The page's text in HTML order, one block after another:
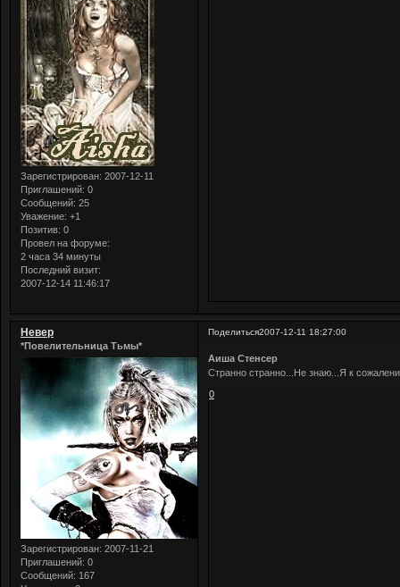
Зарегистрирован: 2007-12-11
Приглашений: 0
Сообщений: 25
Уважение: +1
Позитив: 0
Провел на форуме:
2 часа 34 минуты
Последний визит:
2007-12-14 11:46:17
Поделиться2007-12-11 18:27:00
Невер
*Повелительница Тьмы*
Зарегистрирован: 2007-11-21
Приглашений: 0
Сообщений: 167
Аиша Стенсер
Странно странно...Не знаю...Я к
0